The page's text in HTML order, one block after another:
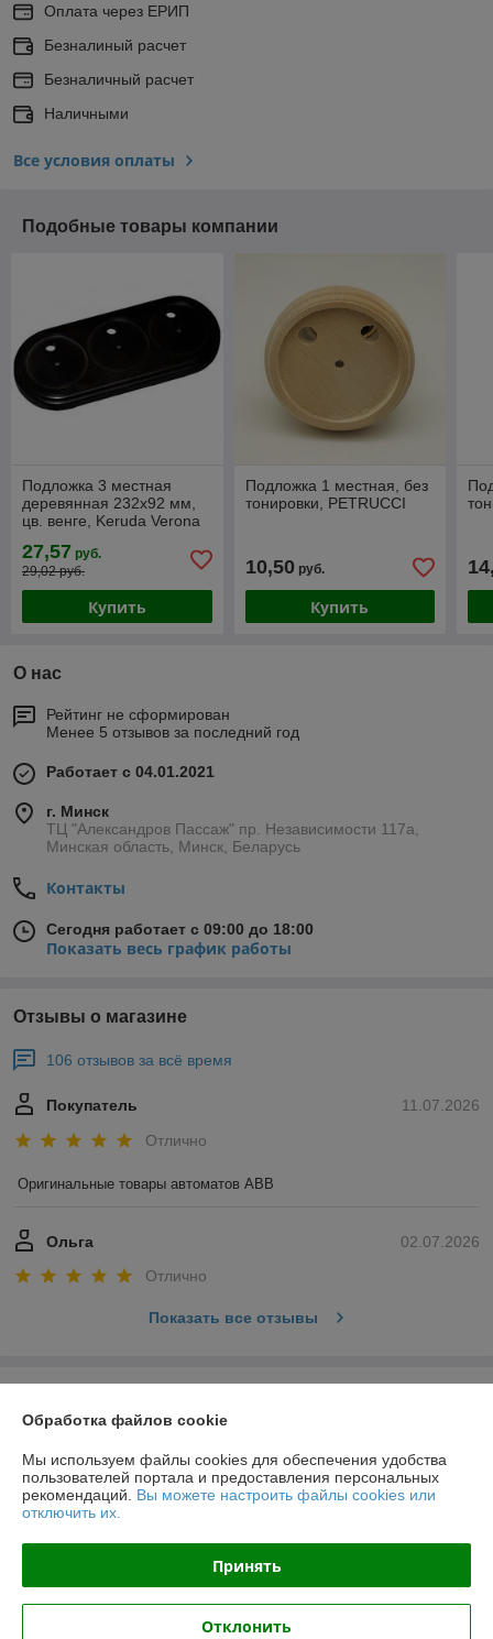
Оплата через ЕРИП
Безналиный расчет
Безналичный расчет
Наличными
Все условия оплаты
Подобные товары компании
Подложка 3 местная
деревянная 232х92 мм,
цв. венге, Keruda Verona
27,57 руб.
29,02 руб.
Купить
Подложка 1 местная, без
тонировки, PETRUCCI
10,50руб.
Купить
О нас
Рейтинг не сформирован
Менее 5 отзывов за последний год
Работает с 04.01.2021
г. Минск
ТЦ "Александров Пассаж" пр. Независимости 117а,
Минская область, Минск, Беларусь
Контакты
Сегодня работает с 09:00 до 18:00
Показать весь график работы
Отзывы о магазине
106 отзывов за всё время
11.07.2026
Покупатель
Отлично
Оригинальные товары автоматов ABB
02.07.2026
Ольга
Отлично
Показать все отзывы
Доставка и оплата
График работы
Обработка файлов cookie
Мы используем файлы cookies для обеспечения удобства
пользователей портала и предоставления персональных
рекомендаций. Вы можете настроить файлы cookies или
отключить их.
Принять
Отклонить